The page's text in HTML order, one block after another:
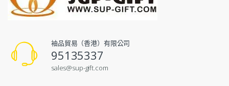
袖品貿易（香港）有限公司
95135337
sales@sup-gift.com